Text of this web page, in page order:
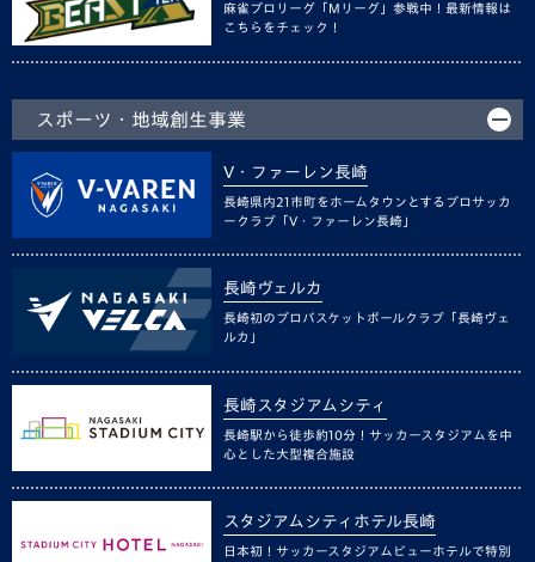
麻雀プロリーグ「Mリーグ」参戦中！最新情報は
こちらをチェック！
スポーツ・地域創生事業
V・ファーレン長崎
長崎県内21市町をホームタウンとするプロサッカ
ークラブ「V・ファーレン長崎」
長崎ヴェルカ
長崎初のプロバスケットボールクラブ「長崎ヴェ
ルカ」
長崎スタジアムシティ
長崎駅から徒歩約10分！サッカースタジアムを中
心とした大型複合施設
スタジアムシティホテル長崎
日本初！サッカースタジアムビューホテルで特別